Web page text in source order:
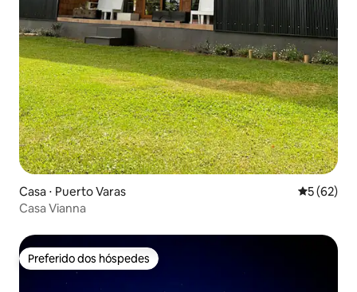
Casa ⋅ Puerto Varas 5 de uma
5 (62)
Casa Vianna
Preferido dos hóspedes
Preferido dos hóspedes